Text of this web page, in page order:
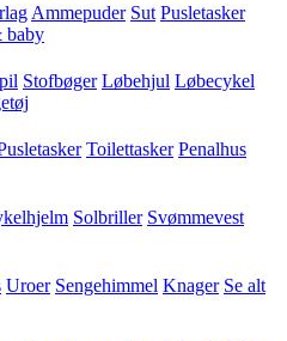
Ammepuder Sut Pusletasker
baby
Stofbøger Løbehjul Løbecykel
Toilettasker Penalhus
Solbriller Svømmevest
Uroer Sengehimmel Knager Se alt